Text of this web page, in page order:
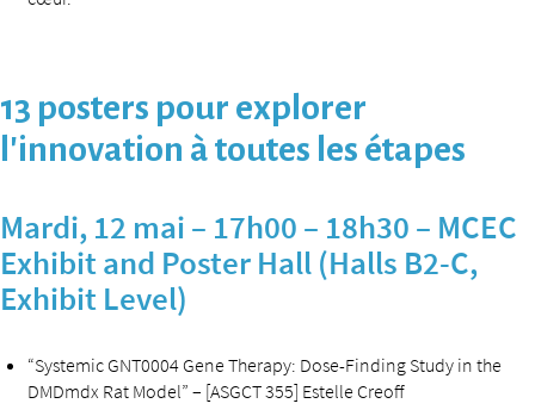
13 posters pour explorer
l’innovation à toutes les étapes
Mardi, 12 mai – 17h00 – 18h30 – MCEC
Exhibit and Poster Hall (Halls B2-C,
Exhibit Level)
“Systemic GNT0004 Gene Therapy: Dose-Finding Study in the
DMDmdx Rat Model” – [ASGCT 355] Estelle Creoff